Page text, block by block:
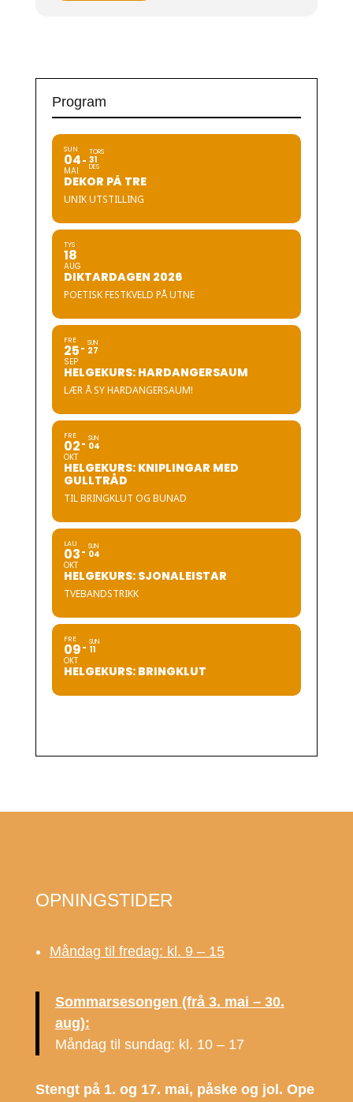
Program
SUN
04
MAI
TORS
31
DES
DEKOR PÅ TRE
UNIK UTSTILLING
TYS
18
AUG
DIKTARDAGEN 2026
POETISK FESTKVELD PÅ UTNE
FRE
25
SEP
SUN
27
HELGEKURS: HARDANGERSAUM
LÆR Å SY HARDANGERSAUM!
FRE
02
OKT
SUN
04
HELGEKURS: KNIPLINGAR MED
GULLTRÅD
TIL BRINGKLUT OG BUNAD
LAU
03
OKT
SUN
04
HELGEKURS: SJONALEISTAR
TVEBANDSTRIKK
FRE
09
OKT
SUN
11
HELGEKURS: BRINGKLUT
OPNINGSTIDER
Måndag til fredag: kl. 9 – 15
Sommarsesongen (frå 3. mai – 30.
aug):
Måndag til sundag: kl. 10 – 17
Stengt på 1. og 17. mai, påske og jol. Ope